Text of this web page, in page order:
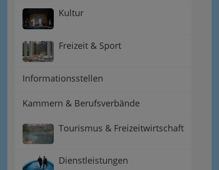
Kultur
Freizeit & Sport
Informationsstellen
Kammern & Berufsverbände
Tourismus & Freizeitwirtschaft
Dienstleistungen